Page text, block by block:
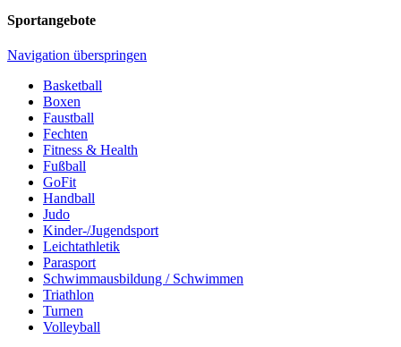
Sportangebote
Navigation überspringen
Basketball
Boxen
Faustball
Fechten
Fitness & Health
Fußball
GoFit
Handball
Judo
Kinder-/Jugendsport
Leichtathletik
Parasport
Schwimmausbildung / Schwimmen
Triathlon
Turnen
Volleyball